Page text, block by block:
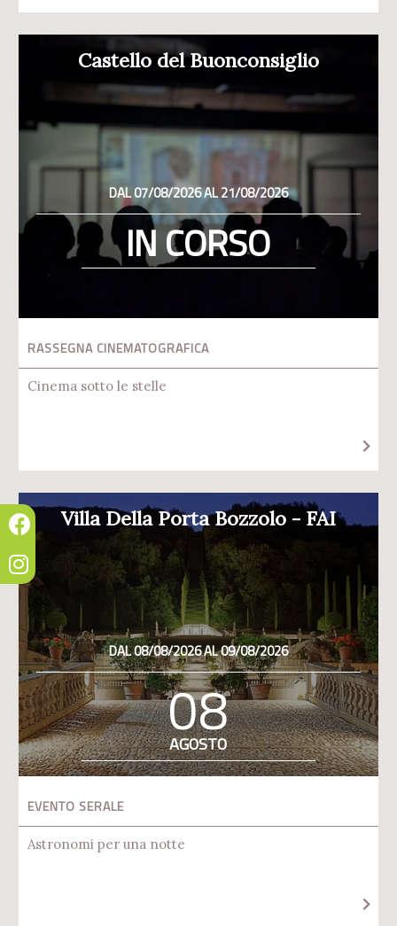
Castello del Buonconsiglio
DAL 07/08/2026 AL 21/08/2026
IN CORSO
RASSEGNA CINEMATOGRAFICA
Cinema sotto le stelle
Villa Della Porta Bozzolo - FAI
DAL 08/08/2026 AL 09/08/2026
08
AGOSTO
EVENTO SERALE
Astronomi per una notte